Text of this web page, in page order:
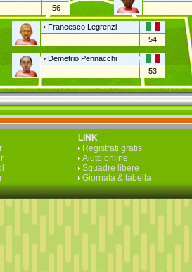
Demetrio Pennacchi
53
Francesco Legrenzi
54
56
LINK
Registrati gratis
Aiuto online
Squadre libere
Giornata & tabella